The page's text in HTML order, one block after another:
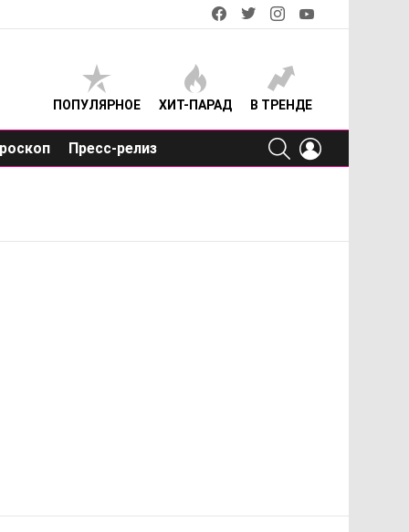
facebooktwitterinstagram
ПОПУЛЯРНОЕ ХИТ-ПАРАД В ТРЕНДЕ
Пресс-релиз
SEARCH